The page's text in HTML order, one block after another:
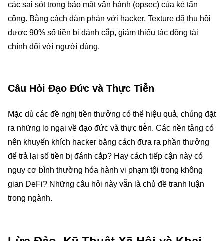
các sai sót trong bảo mật vận hành (opsec) của kẻ tấn
công. Bằng cách đàm phán với hacker, Texture đã thu hồi
được 90% số tiền bị đánh cắp, giảm thiểu tác động tài
chính đối với người dùng.
Câu Hỏi Đạo Đức và Thực Tiễn
Mặc dù các đề nghị tiền thưởng có thể hiệu quả, chúng đặt
ra những lo ngại về đạo đức và thực tiễn. Các nền tảng có
nên khuyến khích hacker bằng cách đưa ra phần thưởng
để trả lại số tiền bị đánh cắp? Hay cách tiếp cận này có
nguy cơ bình thường hóa hành vi phạm tội trong không
gian DeFi? Những câu hỏi này vẫn là chủ đề tranh luận
trong ngành.